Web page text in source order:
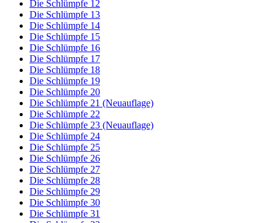
Die Schlümpfe 12
Die Schlümpfe 13
Die Schlümpfe 14
Die Schlümpfe 15
Die Schlümpfe 16
Die Schlümpfe 17
Die Schlümpfe 18
Die Schlümpfe 19
Die Schlümpfe 20
Die Schlümpfe 21 (Neuauflage)
Die Schlümpfe 22
Die Schlümpfe 23 (Neuauflage)
Die Schlümpfe 24
Die Schlümpfe 25
Die Schlümpfe 26
Die Schlümpfe 27
Die Schlümpfe 28
Die Schlümpfe 29
Die Schlümpfe 30
Die Schlümpfe 31